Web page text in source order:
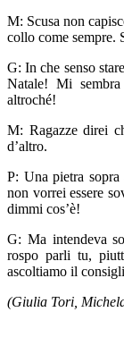
M: Scusa non
collo come sempre.
G: In che senso
Natale! Mi
altroché!
M: Ragazze direi
d’altro.
P: Una pietra sopra
non vorrei essere
dimmi cos’è!
G: Ma intendeva
rospo parli tu,
ascoltiamo il
(Giulia Tori,